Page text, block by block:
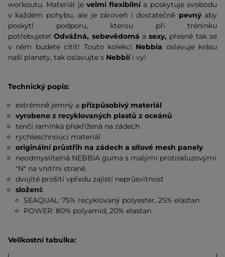
workoutu. Materiál je velmi flexibilní a poskytuje svobodu
v každém pohybu, ale je zároveň i dostatečně pevný aby
poskytl podporu, kterou při tréninku
potřebujete!Odvážná, sebevědomá asexy, přesně tak se
v něm budete cítit! Touto kolekcí Nebbia oslavuje krásu
naší planety, tak oslavujte s Nebbií i vy!
Technický popis:
extrémně jemný a přizpůsobivý materiál
vyrobeno z recyklovaných plastů z oceánů
tenčí ramínka překřížená na zádech
rychleschnoucí materiál
originální průstřih na zádech a síťové mesh panely
neodmyslitelná NEBBIA guma s malými protiskluzovými
"N" na vnitřní straně
dvojité prošití vpředu zajistí neprůsvitnost
složení:
SEAQUAL: 75% recyklovaný polyester, 25% elastan
POWER: 80% polyamid, 20% elastan
Velikostní tabulka: